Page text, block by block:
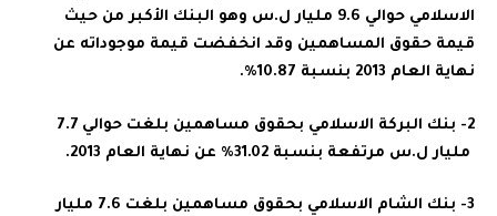
الاسلامي حوالي 9.6 مليار ل.س وهو البنك الأكبر من حيث
قيمة حقوق المساهمين وقد انخفضت قيمة موجوداته عن
نهاية العام 2013 بنسبة 10.87%.
2- بنك البركة الاسلامي بحقوق مساهمين بلغت حوالي 7.7
مليار ل.س مرتفعة بنسبة 31.02% عن نهاية العام 2013.
3- بنك الشام الاسلامي بحقوق مساهمين بلغت 7.6 مليار